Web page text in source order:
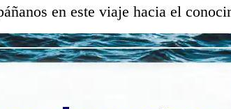
en este viaje hacia el